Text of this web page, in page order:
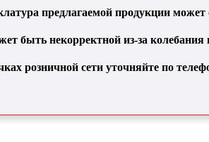
предлагаемой продукции может
быть некорректной из-за
розничной сети уточняйте по